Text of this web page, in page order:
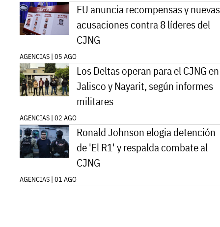
EU anuncia recompensas y nuevas
acusaciones contra 8 líderes del
CJNG
AGENCIAS | 05 AGO
Los Deltas operan para el CJNG en
Jalisco y Nayarit, según informes
militares
AGENCIAS | 02 AGO
Ronald Johnson elogia detención
de 'El R1' y respalda combate al
CJNG
AGENCIAS | 01 AGO